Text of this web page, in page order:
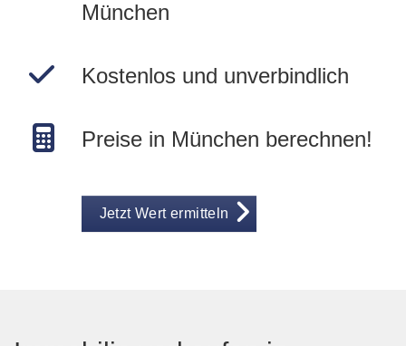
München
Kostenlos und unverbindlich
Preise in München berechnen!
Jetzt Wert ermitteln